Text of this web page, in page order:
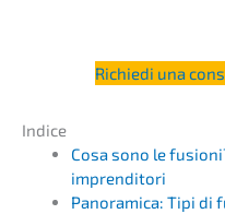
Richie­di una
Indice
Cosa sono le
imprenditori
Panor­ami­ca: Tipi di